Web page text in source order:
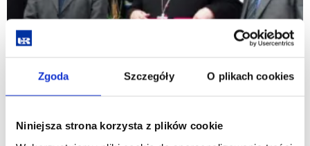
Zgoda Szczegóły O plikach cookies
Niniejsza strona korzysta z plików cookie